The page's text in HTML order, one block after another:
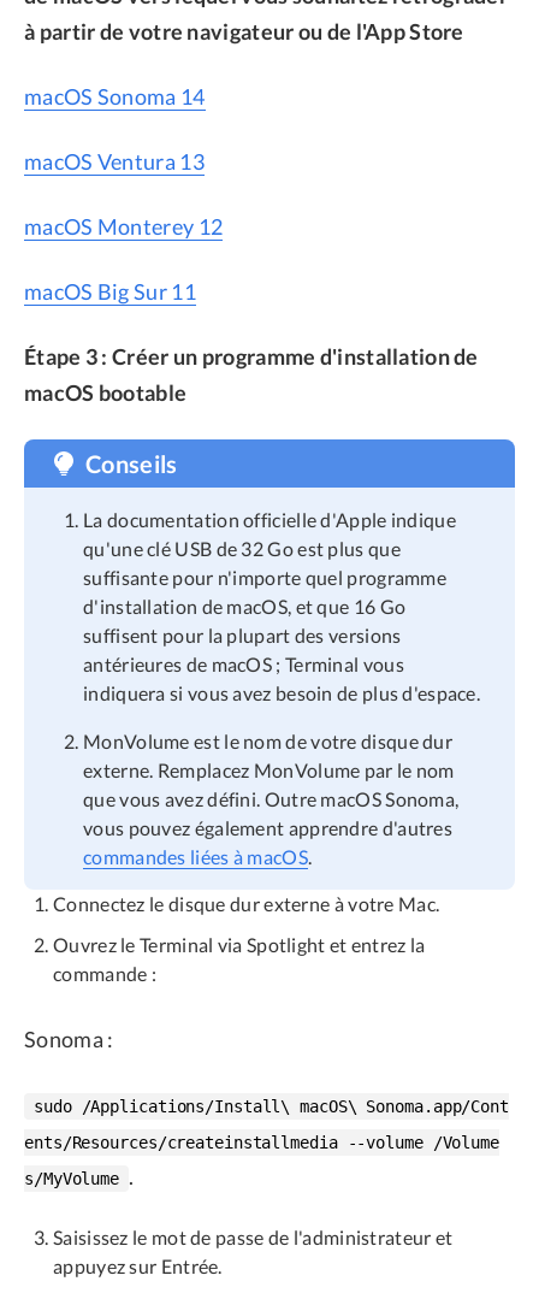
à partir de votre navigateur ou de l'App Store
macOS Sonoma 14
macOS Ventura 13
macOS Monterey 12
macOS Big Sur 11
Étape 3 : Créer un programme d'installation de
macOS bootable
Conseils
La documentation officielle d'Apple indique
qu'une clé USB de 32 Go est plus que
suffisante pour n'importe quel programme
d'installation de macOS, et que 16 Go
suffisent pour la plupart des versions
antérieures de macOS ; Terminal vous
indiquera si vous avez besoin de plus d'espace.
MonVolume est le nom de votre disque dur
externe. Remplacez MonVolume par le nom
que vous avez défini. Outre macOS Sonoma,
vous pouvez également apprendre d'autres
commandes liées à macOS.
Connectez le disque dur externe à votre Mac.
Ouvrez le Terminal via Spotlight et entrez la
commande :
Sonoma :
sudo /Applications/Install\ macOS\ Sonoma.app/Cont
ents/Resources/createinstallmedia --volume /Volume
s/MyVolume .
Saisissez le mot de passe de l'administrateur et
appuyez sur Entrée.